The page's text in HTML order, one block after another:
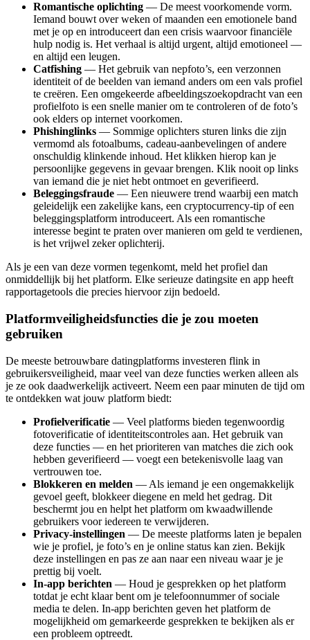
Romantische oplichting — De meest voorkomende vorm.
Iemand bouwt over weken of maanden een emotionele band
met je op en introduceert dan een crisis waarvoor financiële
hulp nodig is. Het verhaal is altijd urgent, altijd emotioneel —
en altijd een leugen.
Catfishing — Het gebruik van nepfoto’s, een verzonnen
identiteit of de beelden van iemand anders om een vals profiel
te creëren. Een omgekeerde afbeeldingszoekopdracht van een
profielfoto is een snelle manier om te controleren of de foto’s
ook elders op internet voorkomen.
Phishinglinks — Sommige oplichters sturen links die zijn
vermomd als fotoalbums, cadeau-aanbevelingen of andere
onschuldig klinkende inhoud. Het klikken hierop kan je
persoonlijke gegevens in gevaar brengen. Klik nooit op links
van iemand die je niet hebt ontmoet en geverifieerd.
Beleggingsfraude — Een nieuwere trend waarbij een match
geleidelijk een zakelijke kans, een cryptocurrency-tip of een
beleggingsplatform introduceert. Als een romantische
interesse begint te praten over manieren om geld te verdienen,
is het vrijwel zeker oplichterij.
Als je een van deze vormen tegenkomt, meld het profiel dan
onmiddellijk bij het platform. Elke serieuze datingsite en app heeft
rapportagetools die precies hiervoor zijn bedoeld.
Platformveiligheidsfuncties die je zou moeten
gebruiken
De meeste betrouwbare datingplatforms investeren flink in
gebruikersveiligheid, maar veel van deze functies werken alleen als
je ze ook daadwerkelijk activeert. Neem een paar minuten de tijd om
te ontdekken wat jouw platform biedt:
Profielverificatie — Veel platforms bieden tegenwoordig
fotoverificatie of identiteitscontroles aan. Het gebruik van
deze functies — en het prioriteren van matches die zich ook
hebben geverifieerd — voegt een betekenisvolle laag van
vertrouwen toe.
Blokkeren en melden — Als iemand je een ongemakkelijk
gevoel geeft, blokkeer diegene en meld het gedrag. Dit
beschermt jou en helpt het platform om kwaadwillende
gebruikers voor iedereen te verwijderen.
Privacy-instellingen — De meeste platforms laten je bepalen
wie je profiel, je foto’s en je online status kan zien. Bekijk
deze instellingen en pas ze aan naar een niveau waar je je
prettig bij voelt.
In-app berichten — Houd je gesprekken op het platform
totdat je echt klaar bent om je telefoonnummer of sociale
media te delen. In-app berichten geven het platform de
mogelijkheid om gemarkeerde gesprekken te bekijken als er
een probleem optreedt.